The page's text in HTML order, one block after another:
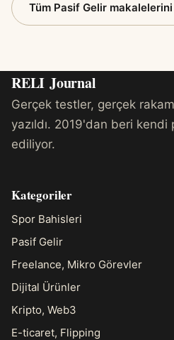
Tüm Pasif Gelir
RELI Journal
Gerçek testler, gerçek
yazıldı. 2019'dan beri
ediliyor.
Kategoriler
Spor Bahisleri
Pasif Gelir
Freelance, Mikro Görevler
Dijital Ürünler
Kripto, Web3
E-ticaret, Flipping